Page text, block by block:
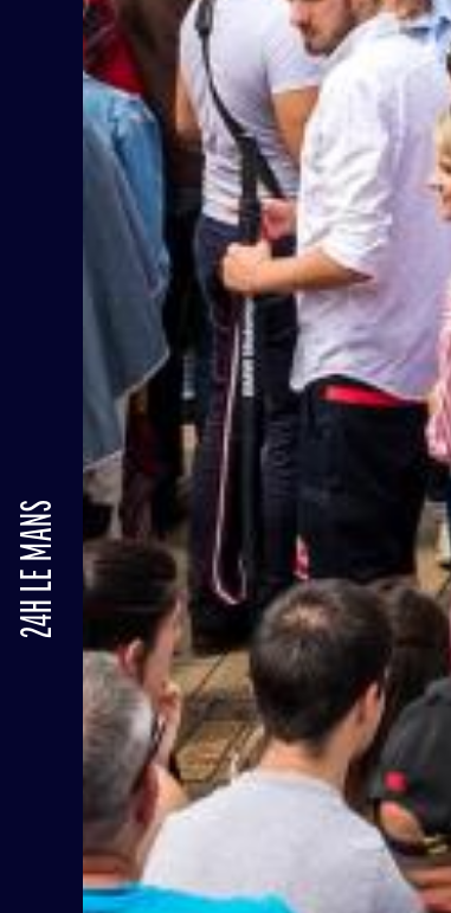
24H LE MANS